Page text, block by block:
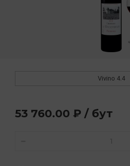
Vivino 4.4
53 760.00 ₽ / бут